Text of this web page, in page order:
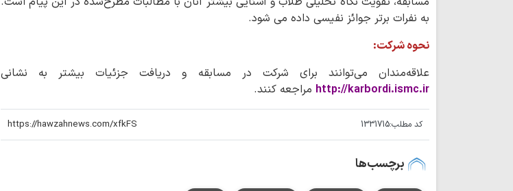
به نفرات برتر جوائز نفیسی داده می شود.
نحوه شرکت:
علاقه‌مندان می‌توانند برای شرکت در مسابقه و دریافت جزئیات بیشتر به نشانی
http://karbordi.ismc.ir مراجعه کنند.
کد مطلب:1331715
برچسب‌ها